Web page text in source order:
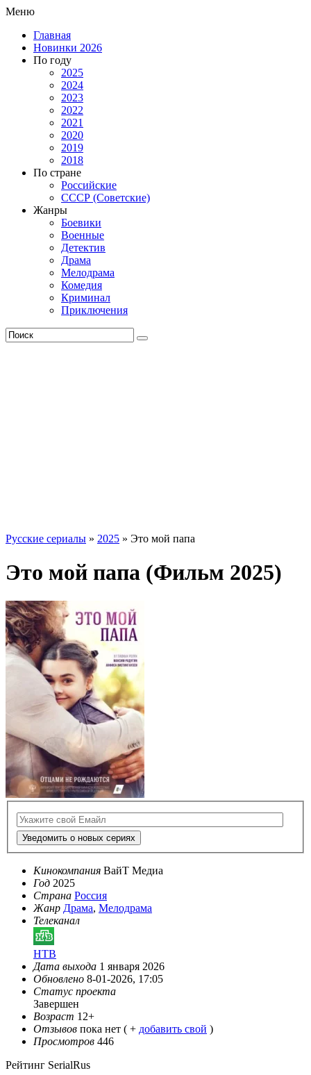
Меню
Главная
Новинки 2026
По году
2025
2024
2023
2022
2021
2020
2019
2018
По стране
Российские
СССР (Советские)
Жанры
Боевики
Военные
Детектив
Драма
Мелодрама
Комедия
Криминал
Приключения
Русские сериалы » 2025 » Это мой папа
Это мой папа (Фильм 2025)
Уведомить о новых сериях
Кинокомпания ВайТ Медиа
Год 2025
Страна Россия
Жанр Драма, Мелодрама
Телеканал
НТВ
Дата выхода 1 января 2026
Обновлено 8-01-2026, 17:05
Статус проекта
Завершен
Возраст 12+
Отзывов пока нет ( + добавить свой )
Просмотров 446
Рейтинг SerialRus